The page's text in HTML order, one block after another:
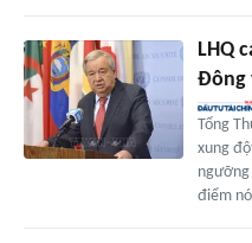
LHQ
Đông
Tổng
xung
điểm